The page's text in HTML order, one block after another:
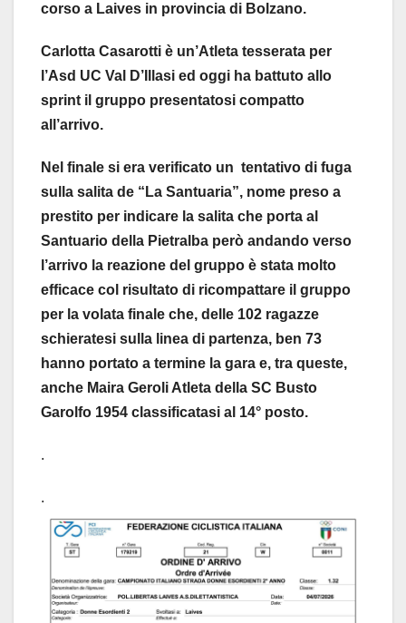
corso a Laives in provincia di Bolzano.
Carlotta Casarotti è un’Atleta tesserata per
l’Asd UC Val D’Illasi ed oggi ha battuto allo
sprint il gruppo presentatosi compatto
all’arrivo.
Nel finale si era verificato un tentativo di fuga
sulla salita de “La Santuaria”, nome preso a
prestito per indicare la salita che porta al
Santuario della Pietralba però andando verso
l’arrivo la reazione del gruppo è stata molto
efficace col risultato di ricompattare il gruppo
per la volata finale che, delle 102 ragazze
schieratesi sulla linea di partenza, ben 73
hanno portato a termine la gara e, tra queste,
anche Maira Geroli Atleta della SC Busto
Garolfo 1954 classificatasi al 14° posto.
.
.